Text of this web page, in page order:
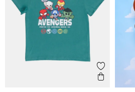
Ajouter
Aperçu